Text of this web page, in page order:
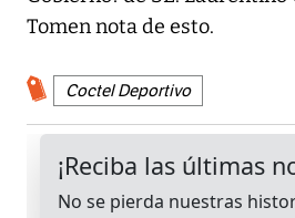
Tomen nota de esto.
Coctel Deportivo